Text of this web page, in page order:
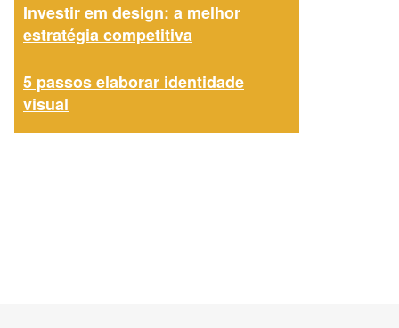
Investir em design: a melhor
estratégia competitiva
5 passos elaborar identidade
visual